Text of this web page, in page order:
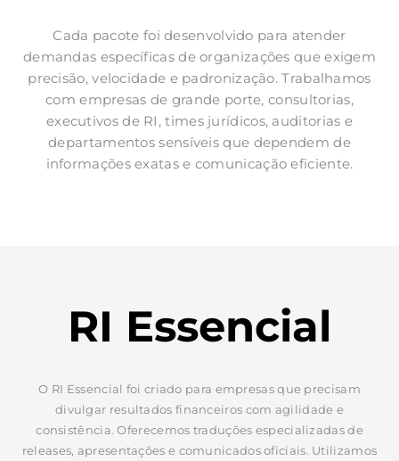
Cada pacote foi desenvolvido para atender
demandas específicas de organizações que exigem
precisão, velocidade e padronização. Trabalhamos
com empresas de grande porte, consultorias,
executivos de RI, times jurídicos, auditorias e
departamentos sensíveis que dependem de
informações exatas e comunicação eficiente.
RI Essencial
O RI Essencial foi criado para empresas que precisam
divulgar resultados financeiros com agilidade e
consistência. Oferecemos traduções especializadas de
releases, apresentações e comunicados oficiais. Utilizamos